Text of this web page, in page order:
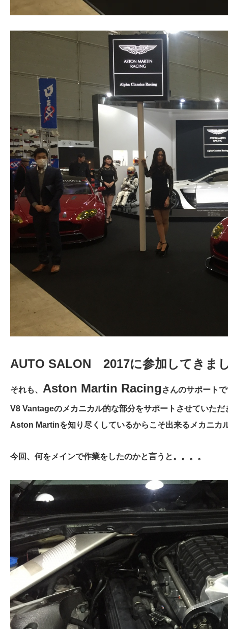
AUTO SALON 2017に参加してきま
それも、 Aston Martin Racing さんのサポート
V8 Vantageのメカニカル的な部分をサポートさせていただ
Aston Martinを知り尽くしているからこそ出来るメカニカ
今回、何をメインで作業をしたのかと言うと。。。。